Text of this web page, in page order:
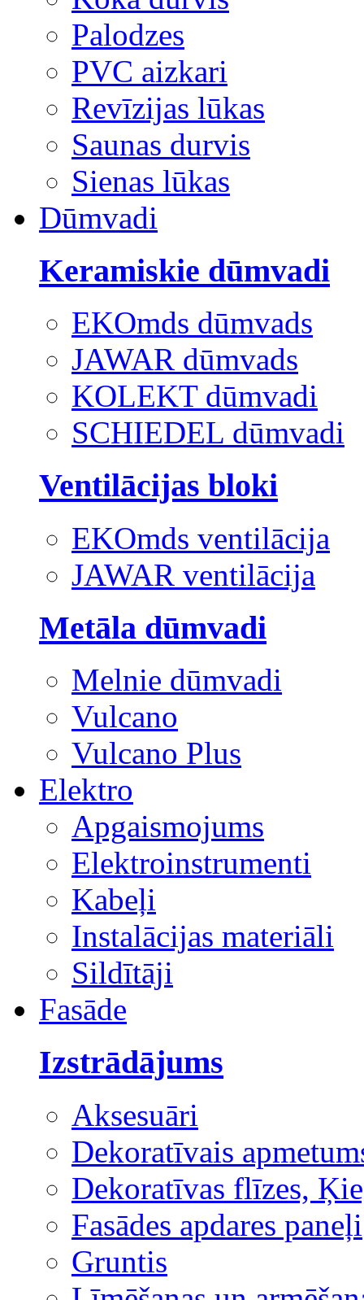
Palodzes
PVC aizkari
Revīzijas lūkas
Saunas durvis
Sienas lūkas
Dūmvadi
Keramiskie dūmvadi
EKOmds dūmvads
JAWAR dūmvads
KOLEKT dūmvadi
SCHIEDEL dūmvadi
Ventilācijas bloki
EKOmds ventilācija
JAWAR ventilācija
Metāla dūmvadi
Melnie dūmvadi
Vulcano
Vulcano Plus
Elektro
Apgaismojums
Elektroinstrumenti
Kabeļi
Instalācijas materiāli
Sildītāji
Fasāde
Izstrādājums
Aksesuāri
Dekoratīvais
Dekoratīvas flīzes,
Fasādes apdares paneļi
Gruntis